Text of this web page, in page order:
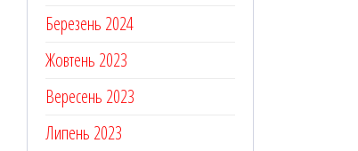
Березень 2024
Жовтень 2023
Вересень 2023
Липень 2023